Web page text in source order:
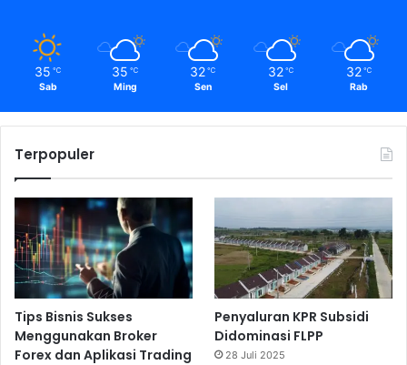
35 ℃
Sab
35 ℃
Ming
32 ℃
Sen
32 ℃
Sel
32 ℃
Rab
Terpopuler
Tips Bisnis Sukses
Menggunakan Broker
Forex dan Aplikasi Trading
Penyaluran KPR Subsidi
Didominasi FLPP
28 Juli 2025